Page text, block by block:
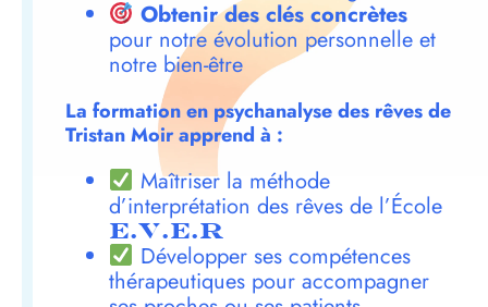
Obtenir des clés concrètes
pour notre évolution personnelle et
notre bien-être
La formation en psychanalyse des rêves de
Tristan Moir apprend à :
Maîtriser la méthode
d’interprétation des rêves de l’École
E.V.E.R
Développer ses compétences
thérapeutiques pour accompagner